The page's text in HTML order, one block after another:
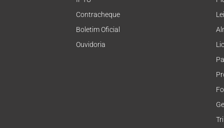
Contracheque
Boletim Oficial
Ouvidoria